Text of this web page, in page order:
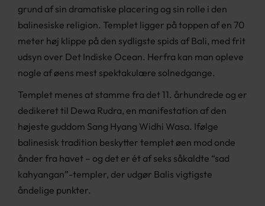
grund af sin dramatiske placering og sin rolle i den
balinesiske religion. Templet ligger på toppen af en 70
meter høj klippe på den sydligste spids af Bali, med frit
udsyn over Det Indiske Ocean. Herfra kan man opleve
nogle af øens mest spektakulære solnedgange.
Templet menes at stamme fra det 11. århundrede og er
dedikeret til Dewa Rudra, en manifestation af den
højeste guddom Sang Hyang Widhi Wasa. Ifølge
balinesisk tradition beskytter templet øen mod onde
ånder fra havet – og det er ét af seks såkaldte “sad
kahyangan”-templer, der udgør Balis vigtigste
åndelige punkter.